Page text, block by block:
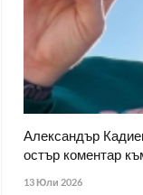
Александър
остър коментар
13 Юли 2026